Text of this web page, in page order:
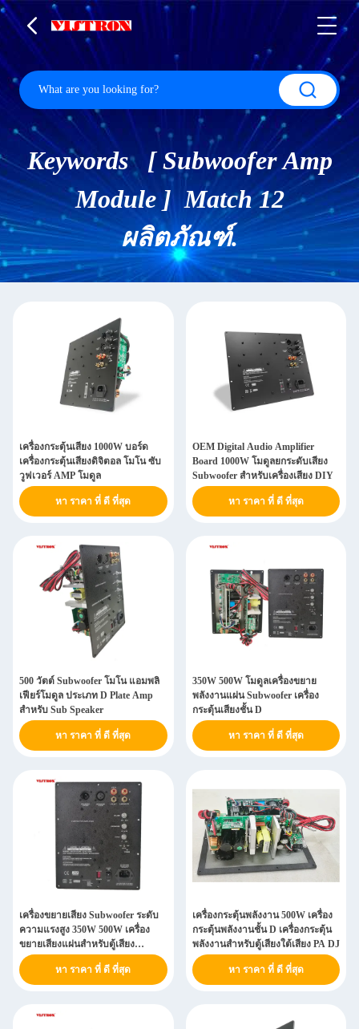
Keywords [ Subwoofer Amp
Module ] Match 12
ผลิตภัณฑ์.
เครื่องกระตุ้นเสียง 1000W บอร์ด
เครื่องกระตุ้นเสียงดิจิตอล โมโน ซับ
วูฟเวอร์ AMP โมดูล
หา ราคา ที่ ดี ที่สุด
OEM Digital Audio Amplifier
Board 1000W โมดูลยกระดับเสียง
Subwoofer สําหรับเครื่องเสียง DIY
หา ราคา ที่ ดี ที่สุด
500 วัตต์ Subwoofer โมโน แอมพลิ
เฟียร์โมดูล ประเภท D Plate Amp
สําหรับ Sub Speaker
หา ราคา ที่ ดี ที่สุด
350W 500W โมดูลเครื่องขยาย
พลังงานแผ่น Subwoofer เครื่อง
กระตุ้นเสียงชั้น D
หา ราคา ที่ ดี ที่สุด
เครื่องขยายเสียง Subwoofer ระดับ
ความแรงสูง 350W 500W เครื่อง
ขยายเสียงแผ่นสําหรับตู้เสียง
subwoofer DJ PA
หา ราคา ที่ ดี ที่สุด
เครื่องกระตุ้นพลังงาน 500W เครื่อง
กระตุ้นพลังงานชั้น D เครื่องกระตุ้น
พลังงานสําหรับตู้เสียงใต้เสียง PA DJ
หา ราคา ที่ ดี ที่สุด